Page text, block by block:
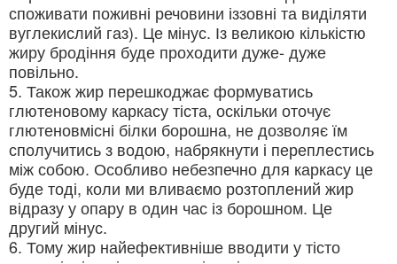
споживати поживні речовини іззовні та виділяти
вуглекислий газ). Це мінус. Із великою кількістю
жиру бродіння буде проходити дуже- дуже
повільно.
5. Також жир перешкоджає формуватись
глютеновому каркасу тіста, оскільки оточує
глютеновмісні білки борошна, не дозволяє їм
сполучитись з водою, набрякнути і переплестись
між собою. Особливо небезпечно для каркасу це
буде тоді, коли ми вливаємо розтоплений жир
відразу у опару в один час із борошном. Це
другий мінус.
6. Тому жир найефективніше вводити у тісто